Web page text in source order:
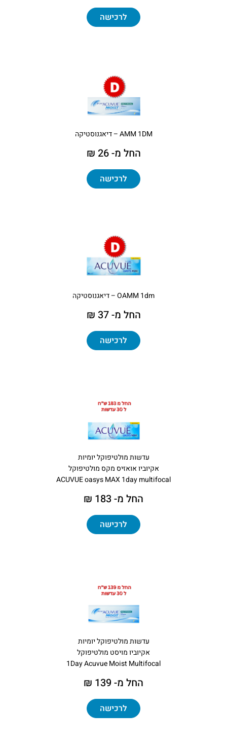
לרכישה
AMM 1DM – דיאגנוסטיקה
החל מ- 26 ₪
לרכישה
OAMM 1dm – דיאגנוסטיקה
החל מ- 37 ₪
לרכישה
עדשות מולטיפוקל יומיות
אקיוביו אואזיס מקס מולטיפוקל
ACUVUE oasys MAX 1day multifocal
החל מ- 183 ₪
לרכישה
עדשות מולטיפוקל יומיות
אקיוביו מויסט מולטיפוקל
1Day Acuvue Moist Multifocal
החל מ- 139 ₪
לרכישה